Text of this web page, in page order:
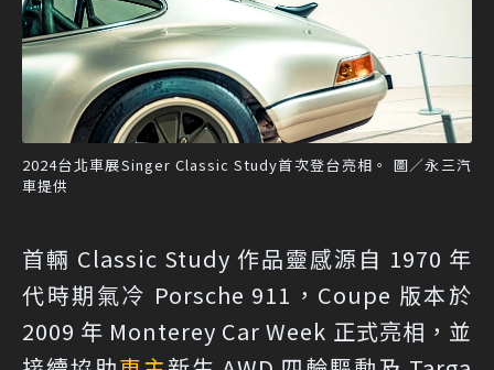
2024台北車展Singer Classic Study首次登台亮相。 圖／永三汽
車提供
首輛 Classic Study 作品靈感源自 1970 年
代時期氣冷 Porsche 911，Coupe 版本於
2009 年 Monterey Car Week 正式亮相，並